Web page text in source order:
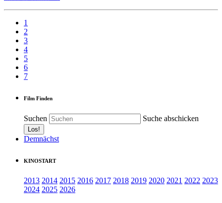
1
2
3
4
5
6
7
Film Finden
Suchen Suche abschicken
Demnächst
KINOSTART
2013 2014 2015 2016 2017 2018 2019 2020 2021 2022 2023
2024 2025 2026